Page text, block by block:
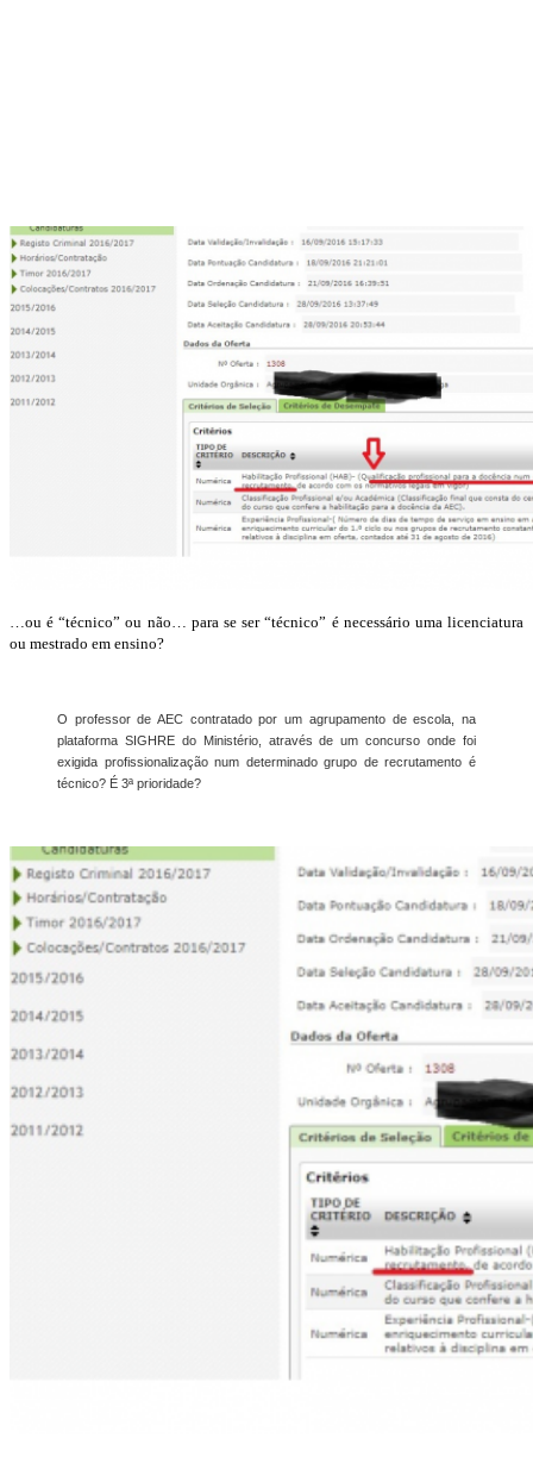
…ou é “técnico” ou não… para se ser “técnico” é necessário uma licenciatura
ou mestrado em ensino?
O professor de AEC contratado por um agrupamento de escola, na
plataforma SIGHRE do Ministério, através de um concurso onde foi
exigida profissionalização num determinado grupo de recrutamento é
técnico? É 3ª prioridade?